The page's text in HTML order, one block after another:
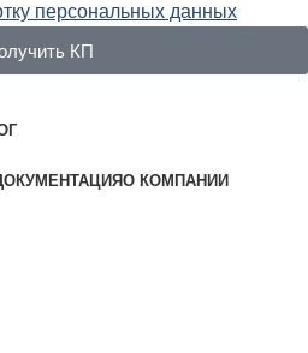
персональных данных
КП
О КОМПАНИИ